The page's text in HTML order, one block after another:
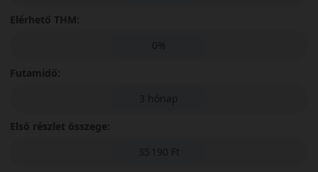
Elérhető THM:
0%
Futamidő:
3 hónap
Első részlet összege:
35 190 Ft